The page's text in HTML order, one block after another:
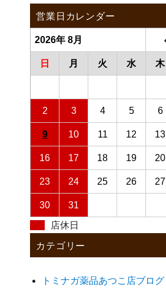
営業日カレンダー
2026年 8月
日 月 火 水 木
2 3 4 5 6
9 10 11 12 13
16 17 18 19 20
23 24 25 26 27
30
31
店休日
カテゴリー
トミナガ薬品あつこ店ブログ